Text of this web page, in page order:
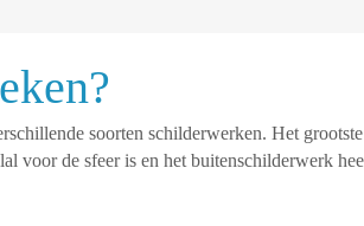
soorten schilderwerken. Het grootste
voor de sfeer is en het buitenschilderwerk